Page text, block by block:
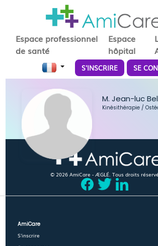
Espace professionnel
de santé
Espace
hôpital
S'INSCRIRE SE
M. Jean-luc
Kinésithérapie/
© 2026 AmiCare - ÆGLÉ. Tous droits
AmiCare
S'inscrire